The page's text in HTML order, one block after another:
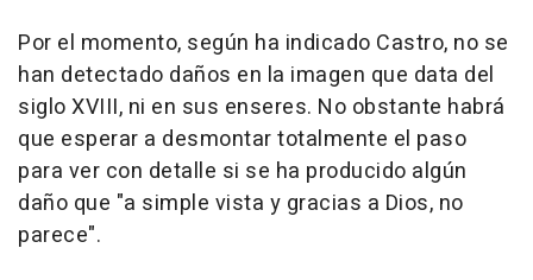
Por el momento, según ha indicado Castro, no se
han detectado daños en la imagen que data del
siglo XVIII, ni en sus enseres. No obstante habrá
que esperar a desmontar totalmente el paso
para ver con detalle si se ha producido algún
daño que "a simple vista y gracias a Dios, no
parece".